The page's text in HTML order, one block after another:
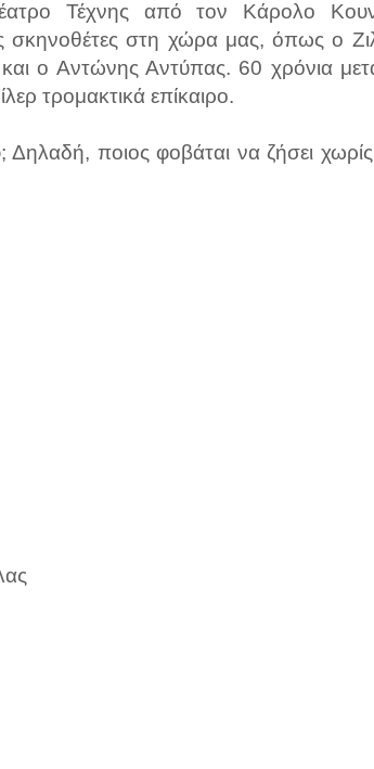
Τέχνης από τον Κάρολο
στη χώρα μας, όπως ο
ο Αντώνης Αντύπας. 60 χρόνια
τρομακτικά επίκαιρο.
Δηλαδή, ποιος φοβάται να ζήσει